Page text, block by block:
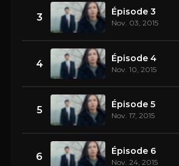
3 Épisode 3
Nov. 03, 2015
4 Épisode 4
Nov. 10, 2015
5 Épisode 5
Nov. 17, 2015
6 Épisode 6
Nov. 24, 2015